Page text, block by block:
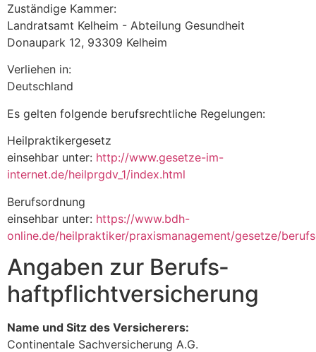
Zuständige Kammer:
Landratsamt Kelheim - Abteilung Gesundheit
Donaupark 12, 93309 Kelheim
Verliehen in:
Deutschland
Es gelten folgende berufsrechtliche Regelungen:
Heilpraktikergesetz
einsehbar unter: http://www.gesetze-im-
internet.de/heilprgdv_1/index.html
Berufsordnung
einsehbar unter: https://www.bdh-
online.de/heilpraktiker/praxismanagement/gesetze/
Angaben zur Berufs­
haftpflicht­versicherung
Name und Sitz des Versicherers:
Continentale Sachversicherung A.G.